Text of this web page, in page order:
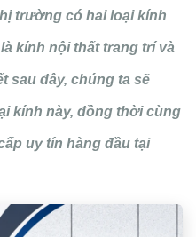
trường có hai loại kính
kính nội thất trang trí và
sau đây, chúng ta sẽ
kính này, đồng thời cùng
uy tín hàng đầu tại